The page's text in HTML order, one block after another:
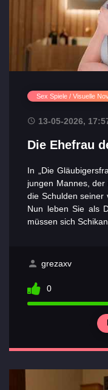
Sex Spiele / Visuelle
13-05-2026,
Die Ehefrau
In „Die
jungen Mannes,
die Schulden seiner
Nun leben Sie als
müssen sich
grezaxv
0